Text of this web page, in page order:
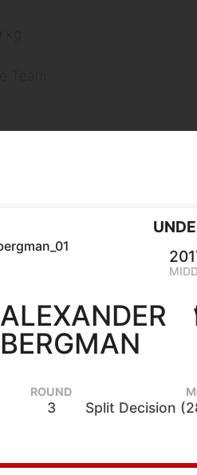
ALEXANDER
BERGMAN
ROUND
3 Split Decision